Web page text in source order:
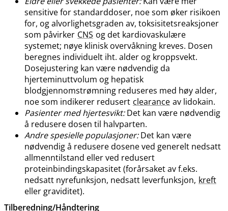
sensitive for standarddoser, noe som øker risikoen
for, og alvorlighetsgraden av, toksisitetsreaksjoner
som påvirker CNS og det kardiovaskulære
systemet; nøye klinisk overvåkning kreves. Dosen
beregnes individuelt iht. alder og kroppsvekt.
Dosejustering kan være nødvendig da
hjerteminuttvolum og hepatisk
blodgjennomstrømning reduseres med høy alder,
noe som indikerer redusert clearance av lidokain.
Pasienter med hjertesvikt:Det kan være nødvendig
å redusere dosen til halvparten.
Andre spesielle populasjoner:Det kan være
nødvendig å redusere dosene ved generelt nedsatt
allmenntilstand eller ved redusert
proteinbindingskapasitet (forårsaket av f.eks.
nedsatt nyrefunksjon, nedsatt leverfunksjon, kreft
eller graviditet).
Tilberedning​/​Håndtering